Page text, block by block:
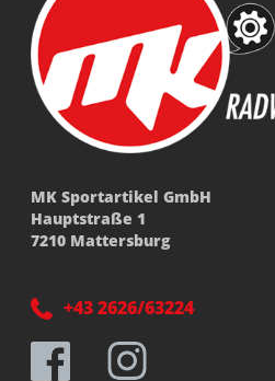
MK Sportartikel GmbH
Hauptstraße 1
7210 Mattersburg
+43 2626/63224